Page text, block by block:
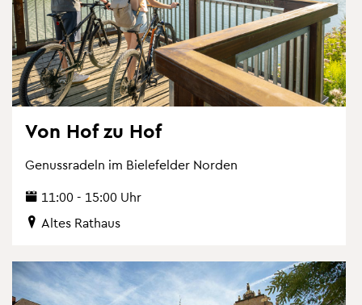
Von Hof zu Hof
Ge­nuss­ra­deln im Bie­le­fel­der Nor­den
11:00 - 15:00 Uhr
Altes Rat­haus